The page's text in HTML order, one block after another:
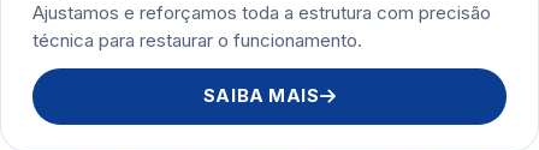
Ajustamos e reforçamos toda a estrutura com precisão
técnica para restaurar o funcionamento.
SAIBA MAIS